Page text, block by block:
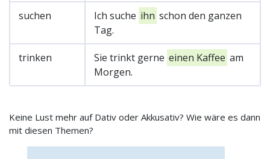
suchen Ich suche ihn schon den ganzen
Tag.
trinken Sie trinkt gerne einen Kaffee am
Morgen.
Keine Lust mehr auf Dativ oder Akkusativ? Wie wäre es dann
mit diesen Themen?